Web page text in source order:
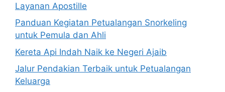
Layanan Apostille
Panduan Kegiatan Petualangan Snorkeling
untuk Pemula dan Ahli
Kereta Api Indah Naik ke Negeri Ajaib
Jalur Pendakian Terbaik untuk Petualangan
Keluarga